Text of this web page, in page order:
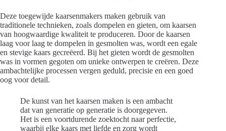
Deze toegewijde kaarsenmakers maken gebruik van
traditionele technieken, zoals dompelen en gieten, om kaarsen
van hoogwaardige kwaliteit te produceren. Door de kaarsen
laag voor laag te dompelen in gesmolten was, wordt een egale
en stevige kaars gecreëerd. Bij het gieten wordt de gesmolten
was in vormen gegoten om unieke ontwerpen te creëren. Deze
ambachtelijke processen vergen geduld, precisie en een goed
oog voor detail.
De kunst van het kaarsen maken is een ambacht
dat van generatie op generatie is doorgegeven.
Het is een voortdurende zoektocht naar perfectie,
waarbij elke kaars met liefde en zorg wordt